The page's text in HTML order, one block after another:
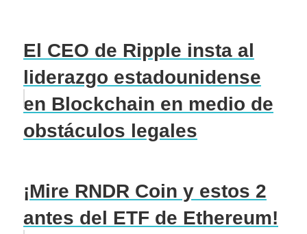
El CEO de Ripple insta al
liderazgo estadounidense
en Blockchain en medio de
obstáculos legales
¡Mire RNDR Coin y estos 2
antes del ETF de Ethereum!